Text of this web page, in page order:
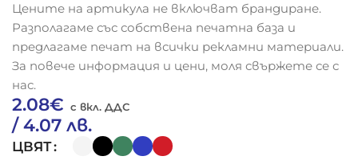
Цените на артикула не включват брандиране.
Разполагаме със собствена печатна база и
предлагаме печат на всички рекламни материали.
За повече информация и цени, моля свържете се с
нас.
2.08€
/ 4.07 лв.
ЦВЯТ